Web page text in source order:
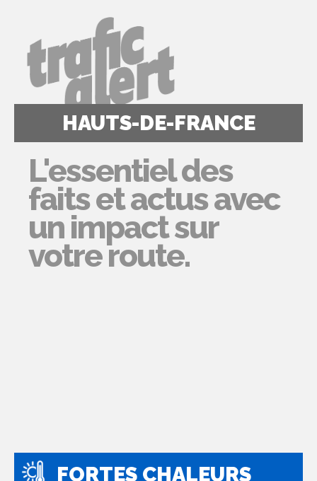
HAUTS-DE-FRANCE
L'essentiel des
faits et actus avec
un impact sur
votre route.
FORTES CHALEURS